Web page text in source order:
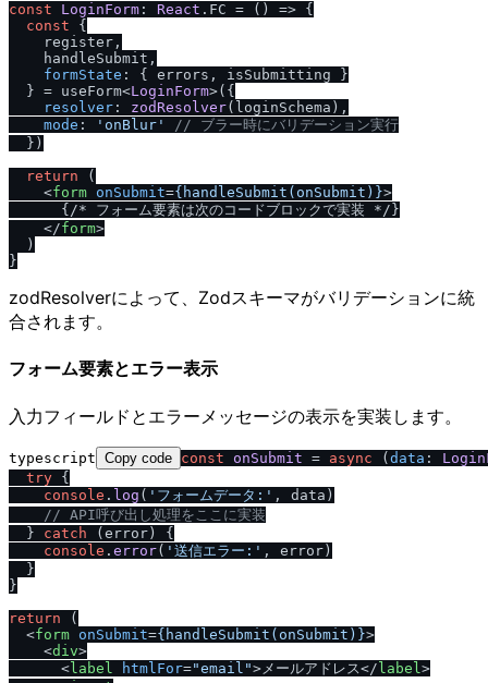
const
LoginForm : React . FC = () => {
const {
    register,
    handleSubmit,
formState : { errors, isSubmitting }
  } = useForm<
LoginForm>({
resolver : zodResolver(loginSchema),
mode : 'onBlur' // ブラー時にバリデーション実行
  })
return (
<form onSubmit={handleSubmit(onSubmit)}>
      {
/* フォーム要素は次のコードブロックで実装 */ }
</form>
  )
zodResolverによって、Zodスキーマがバリデーションに統
合されます。
フォーム要素とエラー表示
入力フィールドとエラーメッセージの表示を実装します。
typescript Copy code const onSubmit = async ( data :
try {
console . log ( 'フォームデータ:' , data)
/ / API呼び出し処理をここに実装
  }
catch (error) {
console . error( '送信エラー:' , error)
  }
}
return (
<form onSubmit={handleSubmit(onSubmit)}>
<div>
<label htmlFor="email"> メールアドレス</ label >